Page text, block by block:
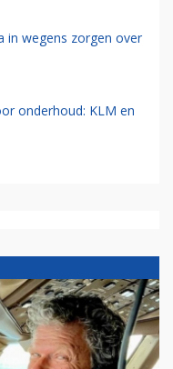
in wegens zorgen over
onderhoud: KLM en